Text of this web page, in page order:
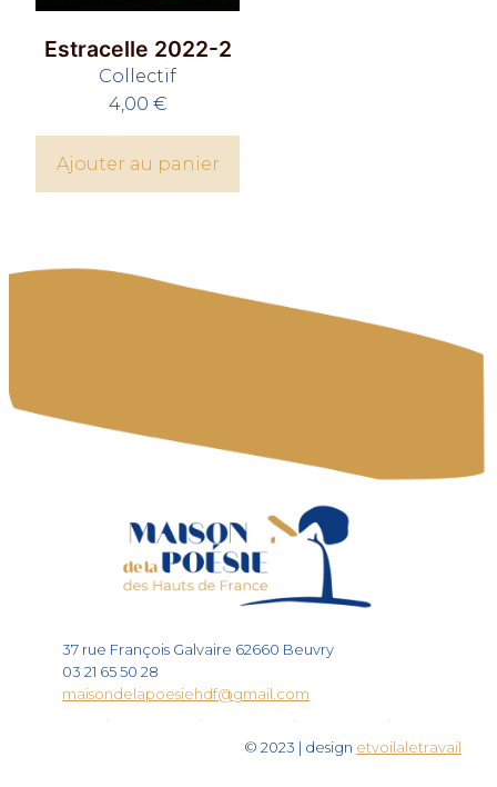
Estracelle 2022-2
Collectif
4,00 €
Ajouter au panier
37 rue François Galvaire 62660 Beuvry
03 21 65 50 28
maisondelapoesiehdf@gmail.com
© 2023 | design etvoilaletravail